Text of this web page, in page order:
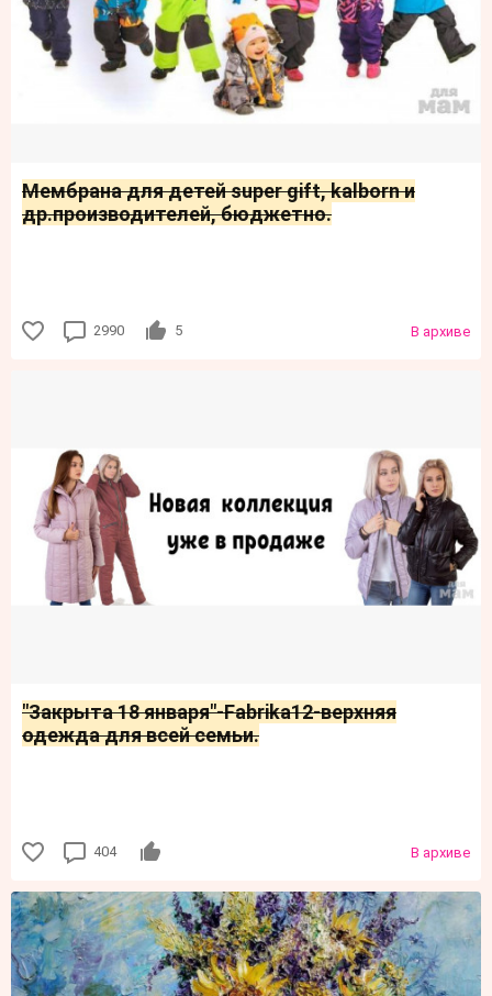
Мембрана для детей super gift, kalborn и
др.производителей, бюджетно.
2990 5 В архиве
"Закрыта 18 января"-Fabrika12-верхняя
одежда для всей семьи.
404 В архиве